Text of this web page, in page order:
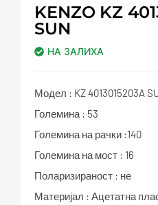
KENZO KZ
SUN
НА ЗАЛИХА
Модел : KZ 4013015203A
Големина : 53
Големина на рачки :140
Големина на мост : 16
Поларизираност : не
Материјал : Ацетатна